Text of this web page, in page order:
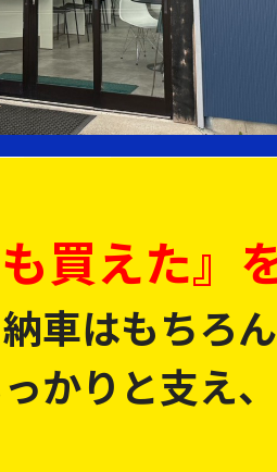
買えた』
車はもちろ
かりと支え